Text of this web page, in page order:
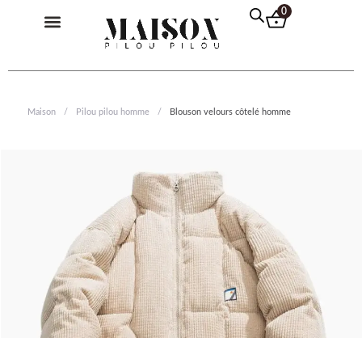
Menu 0
Maison / Pilou pilou homme / Blouson velours côtelé homme